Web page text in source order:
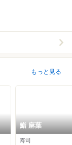
もっと見る
鮨 麻葉
寿司